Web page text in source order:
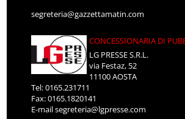
segreteria@gazzettamatin.com
CONCESSIONARIA DI
LG PRESSE S.R.L.
via Festaz, 52
11100 AOSTA
Tel: 0165.231711
Fax: 0165.1820141
E-mailsegreteria@lgpresse.com